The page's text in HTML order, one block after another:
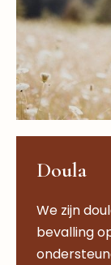
Doula
We zijn
bevalling